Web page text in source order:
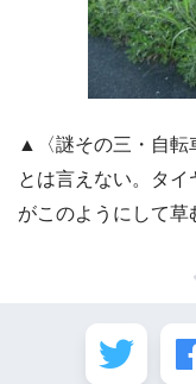
▲〈謎その三・自転
とは言えない。タ
がこのようにして草